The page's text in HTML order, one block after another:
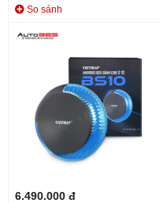
So sánh
ANDROID BOX VIETMAP BS10
- 4GB / 64GB
6.490.000 đ